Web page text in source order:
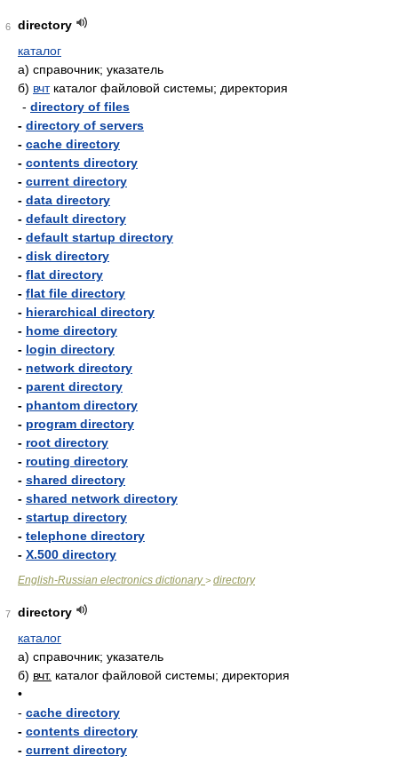
6
directory
каталог
а) справочник; указатель
б) вчткаталог файловой системы; директория
- directory of files
- directory of servers
- cache directory
- contents directory
- current directory
- data directory
- default directory
- default startup directory
- disk directory
- flat directory
- flat file directory
- hierarchical directory
- home directory
- login directory
- network directory
- parent directory
- phantom directory
- program directory
- root directory
- routing directory
- shared directory
- shared network directory
- startup directory
- telephone directory
- X.500 directory
English-Russian electronics dictionary> directory
7
directory
каталог
а) справочник; указатель
б) вчт. каталог файловой системы; директория
•
- cache directory
- contents directory
- current directory